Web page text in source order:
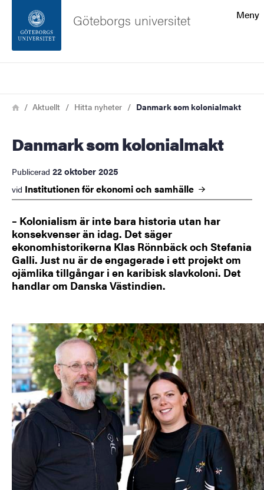
Sidfoten
Meny
Göteborgs universitet
Länkstig
HemAktuellt Hitta nyheter Danmark som kolonialmakt
Danmark som kolonialmakt
Publicerad 22 oktober 2025
vid Institutionen för ekonomi och samhälle
– Kolonialism är inte bara historia utan har
konsekvenser än idag. Det säger
ekonomhistorikerna Klas Rönnbäck och Stefania
Galli. Just nu är de engagerade i ett projekt om
ojämlika tillgångar i en karibisk slavkoloni. Det
handlar om Danska Västindien.
Bild